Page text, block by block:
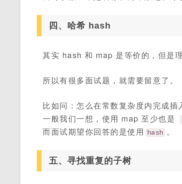
四、哈希 hash
其实 hash 和 map 是等价的，但是
所以有很多面试题，就需要留意了。
比如问：怎么在常数复杂度内完成
一般我们一想，使用 map 至少也是
而面试期望你回答的是使用
hash 。
五、寻找重复的子树